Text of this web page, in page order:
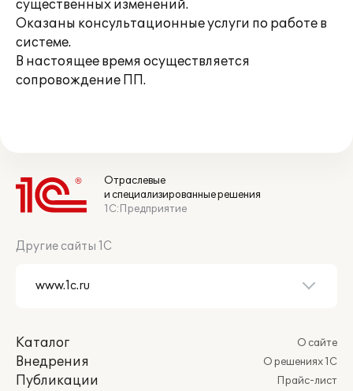
существенных изменений.
Оказаны консультационные услуги по работе в
системе.
В настоящее время осуществляется
сопровождение ПП.
Отраслевые
и специализированные решения
1С:Предприятие
Другие сайты 1С
Каталог
Внедрения
Публикации
О сайте
О решениях 1С
Прайс-лист